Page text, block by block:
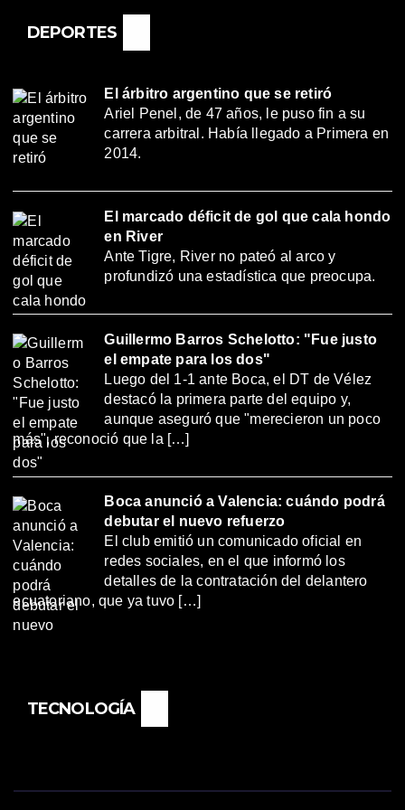
DEPORTES
El árbitro argentino que se retiró
Ariel Penel, de 47 años, le puso fin a su
carrera arbitral. Había llegado a Primera en
2014.
El marcado déficit de gol que cala hondo
en River
Ante Tigre, River no pateó al arco y
profundizó una estadística que preocupa.
Guillermo Barros Schelotto: "Fue justo
el empate para los dos"
Luego del 1-1 ante Boca, el DT de Vélez
destacó la primera parte del equipo y,
aunque aseguró que "merecieron un poco
más", reconoció que la […]
Boca anunció a Valencia: cuándo podrá
debutar el nuevo refuerzo
El club emitió un comunicado oficial en
redes sociales, en el que informó los
detalles de la contratación del delantero
ecuatoriano, que ya tuvo […]
TECNOLOGÍA